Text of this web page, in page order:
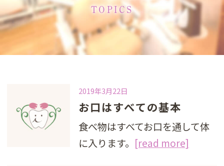
TOPICS
2019年3月22日
お口はすべての基本
食べ物はすべてお口を通して体
に入ります。 [read more]